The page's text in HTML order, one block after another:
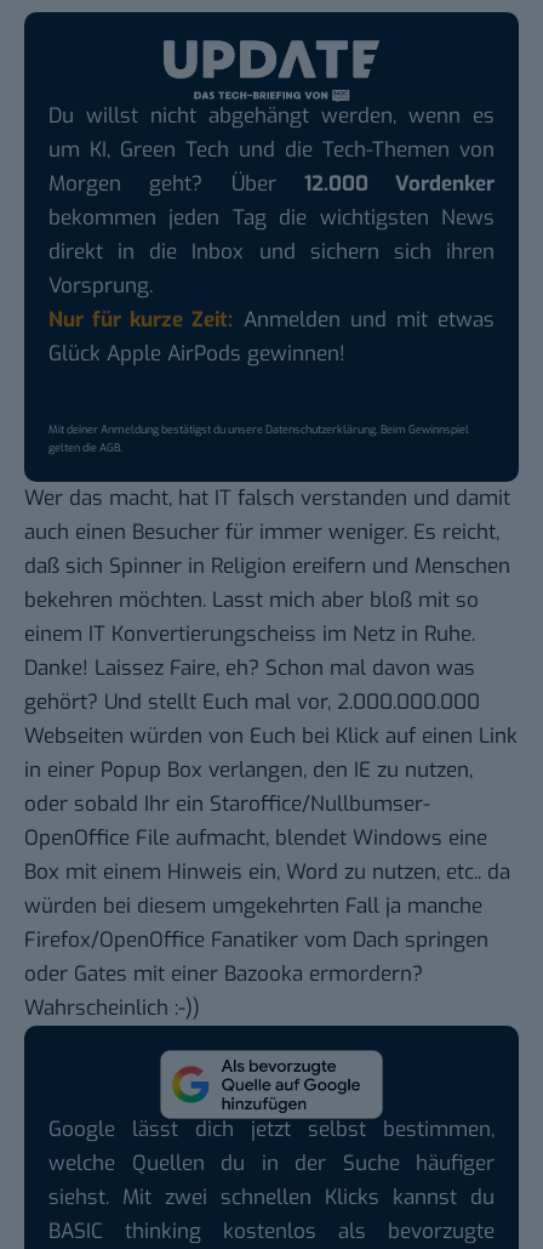
Du willst nicht abgehängt werden, wenn es
um KI, Green Tech und die Tech-Themen von
Morgen geht? Über 12.000 Vordenker
bekommen jeden Tag die wichtigsten News
direkt in die Inbox und sichern sich ihren
Vorsprung.
Nur für kurze Zeit: Anmelden und mit etwas
Glück Apple AirPods gewinnen!
Mit deiner Anmeldung bestätigst du unsereDatenschutzerklärung. Beim Gewinnspiel
gelten dieAGB.
Wer das macht, hat IT falsch verstanden und damit
auch einen Besucher für immer weniger. Es reicht,
daß sich Spinner in Religion ereifern und Menschen
bekehren möchten. Lasst mich aber bloß mit so
einem IT Konvertierungscheiss im Netz in Ruhe.
Danke! Laissez Faire, eh? Schon mal davon was
gehört? Und stellt Euch mal vor, 2.000.000.000
Webseiten würden von Euch bei Klick auf einen Link
in einer Popup Box verlangen, den IE zu nutzen,
oder sobald Ihr ein Staroffice/Nullbumser-
OpenOffice File aufmacht, blendet Windows eine
Box mit einem Hinweis ein, Word zu nutzen, etc.. da
würden bei diesem umgekehrten Fall ja manche
Firefox/OpenOffice Fanatiker vom Dach springen
oder Gates mit einer Bazooka ermordern?
Wahrscheinlich :-))
Google lässt dich jetzt selbst bestimmen,
welche Quellen du in der Suche häufiger
siehst. Mit zwei schnellen Klicks kannst du
BASIC thinking kostenlos als bevorzugte